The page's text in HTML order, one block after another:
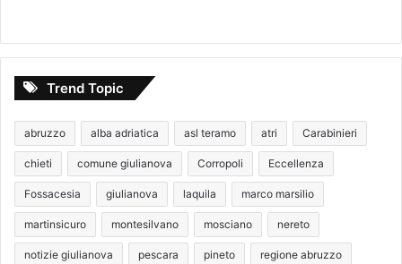
Trend Topic
abruzzo alba adriatica asl teramo atri Carabinieri
chieti comune giulianova Corropoli Eccellenza
Fossacesia giulianova laquila marco marsilio
martinsicuro montesilvano mosciano nereto
notizie giulianova pescara pineto regione abruzzo